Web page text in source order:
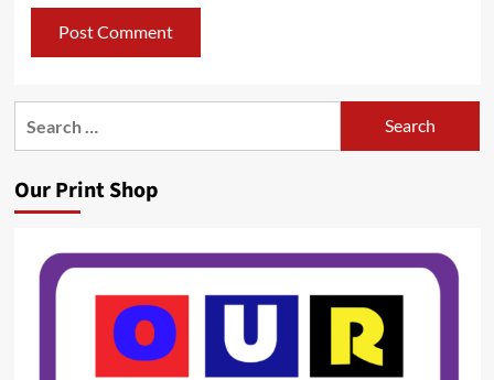
Our Print Shop